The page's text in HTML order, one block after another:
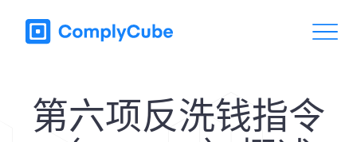
第六项反洗钱指令